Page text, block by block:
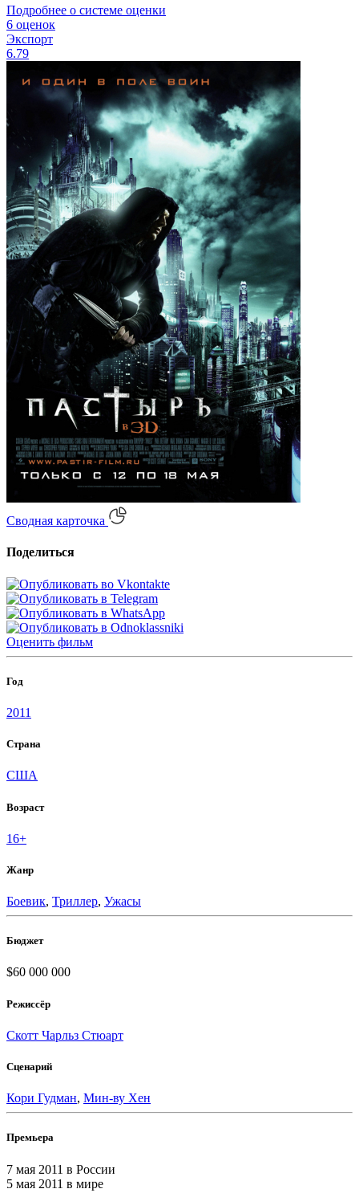
Подробнее о системе оценки
6 оценок
Экспорт
6.79
Сводная карточка
Поделиться
Оценить фильм
Год
2011
Страна
США
Возраст
16+
Жанр
Боевик, Триллер, Ужасы
Бюджет
$60 000 000
Режиссёр
Скотт Чарльз Стюарт
Сценарий
Кори Гудман, Мин-ву Хен
Премьера
7 мая 2011 в России
5 мая 2011 в мире